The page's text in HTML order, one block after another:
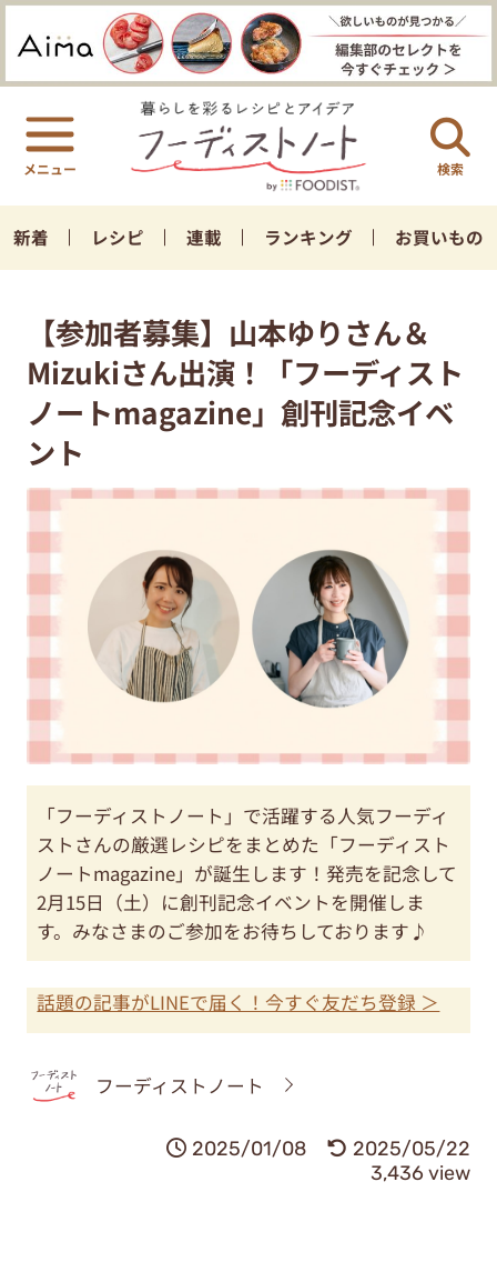
検索
新着 レシピ 連載 ランキング お買いもの
【参加者募集】山本ゆりさん＆
Mizukiさん出演！「フーディスト
ノートmagazine」創刊記念イベ
ント
「フーディストノート」で活躍する人気フーディ
ストさんの厳選レシピをまとめた「フーディスト
ノートmagazine」が誕生します！発売を記念して
2月15日（土）に創刊記念イベントを開催しま
す。みなさまのご参加をお待ちしております♪
話題の記事がLINEで届く！今すぐ友だち登録 ＞
フーディストノート
2025/01/08
2025/05/22
3,436 view